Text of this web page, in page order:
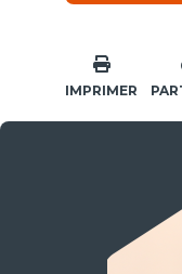
IMPRIMER